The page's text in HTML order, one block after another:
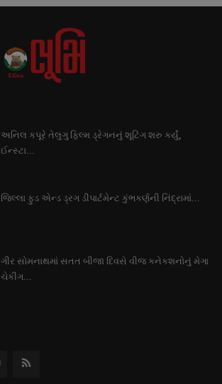
અનિલ કપૂરે તેલુગુ ફિલ્મ ડ્રેગનનું શૂટિંગ શરુ કર્યું,
ઈન્સ્ટા...
જિલ્લા ફુડ એન્ડ ડ્રગ ડીપાર્ટમેન્ટ કુંભકર્ણની નિંદ્રામાં...
ગીર સોમનાથમાં સતત બીજા દિવસે વીજ કનેકશનોનું મેગા
ચેકીંગ...